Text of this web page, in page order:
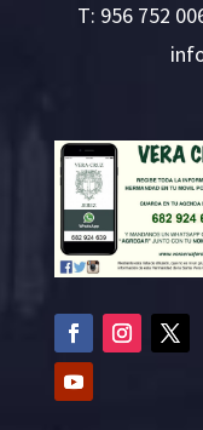
T: 956 752
i